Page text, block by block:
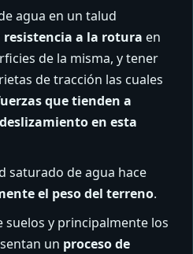
agua en un talud
a la rotura en
de la misma, y tener
de tracción las cuales
que tienden a
en esta
saturado de agua hace
el peso del terreno.
suelos y principalmente los
un proceso de